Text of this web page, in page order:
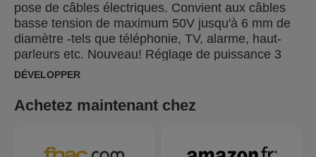
pose de câbles électriques. Convient aux câbles
basse tension de maximum 50V jusqu'à 6 mm de
diamètre -tels que téléphonie, TV, alarme, haut-
parleurs etc. Nouveau! Réglage de puissance 3
positions breveté, développé avec une
l'avant bras. Réduit jusqu'à 40% votre effort pour
et intensives.
DÉVELOPPER
Achetez maintenant chez